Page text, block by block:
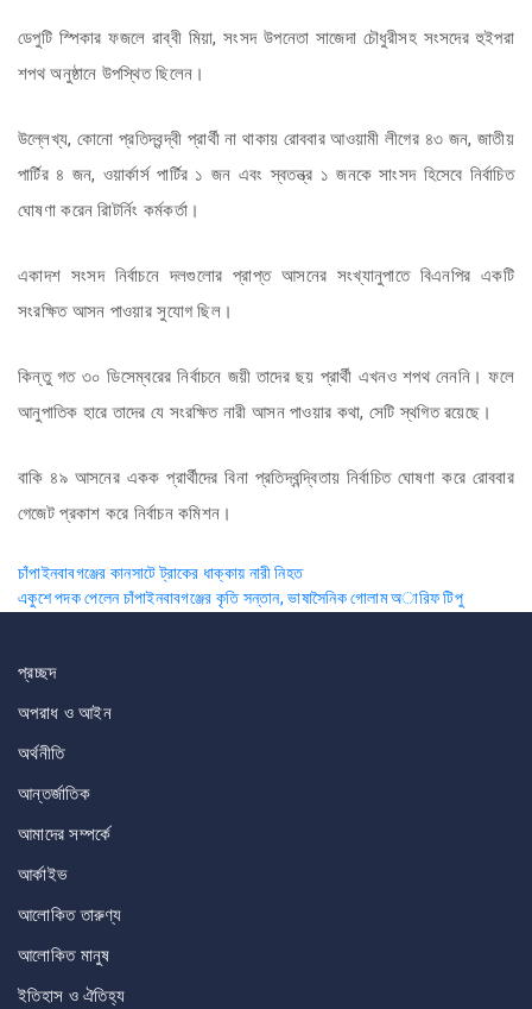
ডেপুটি স্পিকার ফজলে রাব্বী মিয়া, সংসদ উপনেতা সাজেদা চৌধুরীসহ সংসদের হুইপরা
শপথ অনুষ্ঠানে উপস্থিত ছিলেন।
উল্লেখ্য, কোনো প্রতিদ্বন্দ্বী প্রার্থী না থাকায় রোববার আওয়ামী লীগের ৪৩ জন, জাতীয়
পার্টির ৪ জন, ওয়ার্কার্স পার্টির ১ জন এবং স্বতন্ত্র ১ জনকে সাংসদ হিসেবে নির্বাচিত
ঘোষণা করেন রিাটর্নিং কর্মকর্তা।
একাদশ সংসদ নির্বাচনে দলগুলোর প্রাপ্ত আসনের সংখ্যানুপাতে বিএনপির একটি
সংরক্ষিত আসন পাওয়ার সুযোগ ছিল।
কিন্তু গত ৩০ ডিসেম্বরের নির্বাচনে জয়ী তাদের ছয় প্রার্থী এখনও শপথ নেননি। ফলে
আনুপাতিক হারে তাদের যে সংরক্ষিত নারী আসন পাওয়ার কথা, সেটি স্থগিত রয়েছে।
বাকি ৪৯ আসনের একক প্রার্থীদের বিনা প্রতিদ্বন্দ্বিতায় নির্বাচিত ঘোষণা করে রোববার
গেজেট প্রকাশ করে নির্বাচন কমিশন।
Post
navigation
চাঁপাইনবাবগঞ্জের কানসাটে ট্রাকের ধাক্কায় নারী নিহত
একুশে পদক পেলেন চাঁপাইনবাবগঞ্জের কৃতি সন্তান, ভাষাসৈনিক গোলাম অারিফ টিপু
প্রচ্ছদ
অপরাধ ও আইন
অর্থনীতি
আন্তর্জাতিক
আমাদের সম্পর্কে
আর্কাইভ
আলোকিত তারুণ্য
আলোকিত মানুষ
ইতিহাস ও ঐতিহ্য